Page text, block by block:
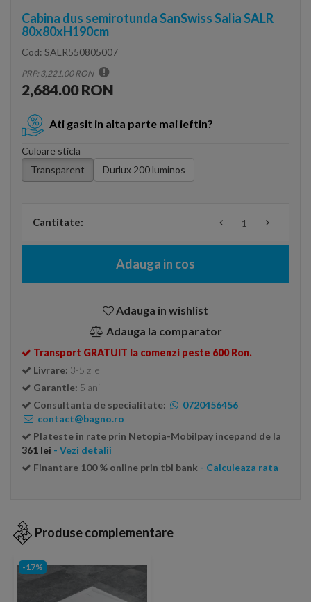
Cabina dus semirotunda SanSwiss Salia SALR
80x80xH190cm
Cod: SALR550805007
PRP: 3,221.00 RON
2,684.00 RON
Ati gasit in alta parte mai ieftin?
Culoare sticla
Transparent
Durlux 200 luminos
Cantitate:
Adauga in cos
Adauga in wishlist
Adauga la comparator
Transport GRATUIT la comenzi peste 600 Ron.
Livrare: 3-5 zile
Garantie: 5 ani
Consultanta de specialitate:
0720456456
contact@bagno.ro
Plateste in rate prin Netopia-Mobilpay incepand de la
361 lei - Vezi detalii
Finantare 100 % online prin tbi bank - Calculeaza rata
Produse complementare
-17%